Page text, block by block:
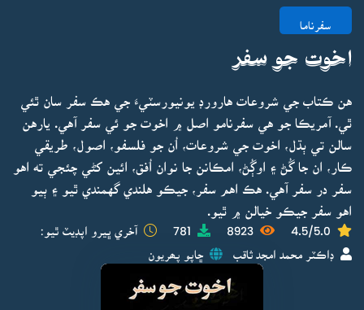
سفرناما
اخوت جو سفر
هن ڪتاب جي شروعات هارورڊ يونيورسٽيءَ جي هڪ سفر سان ٿئي
ٿي. آمريڪا جو هي سفرنامو اصل ۾ اخوت جو ئي سفر آهي. يارهن
سالن تي ٻڌل، اخوت جي شروعات، اُن جو فلسفو، اصول، طريقي
ڪار، ان جا گُڻ ۽ اوڳُڻ، امڪانن جا نوان اُفق، ائين کڻي چئجي ته اهو
سفر در سفر آهي. هڪ اهم سفر، جيڪو هلندي گهمندي ٿيو ۽ ٻيو
اهو سفر جيڪو خيالن ۾ ٿيو.
4.5/5.0
8923
781 آخري ڀيرو اپڊيٽ ٿيو:
ڊاڪٽر محمد امجد ثاقب ڇاپو پھريون